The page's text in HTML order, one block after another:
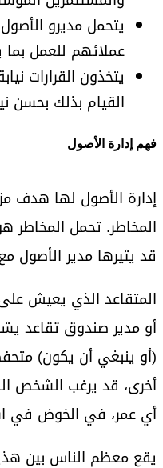
يتحمل مديرو
عملائهم للعمل
يتخذون القرارات
القيام بذلك بحسن
فهم إدارة الأصول
إدارة الأصول لها هدف
المخاطر. تحمل المخاطر
قد يثيرها مدير الأصول
المتقاعد الذي يعيش
أو مدير صندوق تقاعد
(أو ينبغي أن يكون)
أخرى، قد يرغب الشخص
أي عمر، في الخوض في
يقع معظم الناس بين